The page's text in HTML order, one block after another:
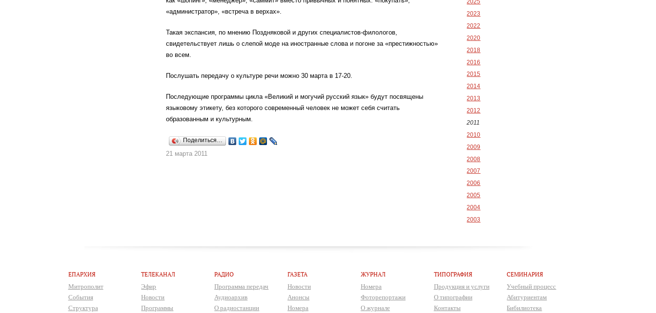
«администратор», «встреча в верхах».
Такая экспансия, по мнению Поздняковой и других специалистов-филологов,
свидетельствует лишь о слепой моде на иностранные слова и погоне за «престижностью»
во всем.
Послушать передачу о культуре речи можно 30 марта в 17-20.
Последующие программы цикла «Великий и могучий русский язык» будут посвящены
языковому этикету, без которого современный человек не может себя считать
образованным и культурным.
Поделиться…
21 марта 2011
2025
2023
2022
2020
2018
2016
2015
2014
2013
2012
2011
2010
2009
2008
2007
2006
2005
2004
2003
ЕПАРХИЯ
Митрополит
События
Структура
ТЕЛЕКАНАЛ
Эфир
Новости
Программы
РАДИО
Программа передач
Аудиоархив
О радиостанции
ГАЗЕТА
Новости
Анонсы
Номера
ЖУРНАЛ
Номера
Фоторепортажи
О журнале
ТИПОГРАФИЯ
Продукция и услуги
О типографии
Контакты
СЕМИНАРИЯ
Учебный процесс
Абитуриентам
Бибилиотека